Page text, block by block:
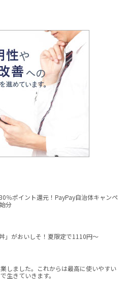
％ポイント還元！PayPay自治体キャンペ
分
」がおいしそ！夏限定で1110円～
しました。これからは最高に使いやすい
生きていきます。